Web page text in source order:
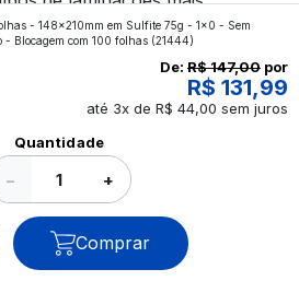
da gráfica FuturaIM? Então,
vamos revelar para você!
- 148x210mm em Sulfite 75g - 1x0 - Sem
- Blocagem com 100 folhas(21444)
De: R$ 147,00 por
R$ 131,99
até 3x de R$ 44,00 sem juros
Quantidade
− +
Comprar